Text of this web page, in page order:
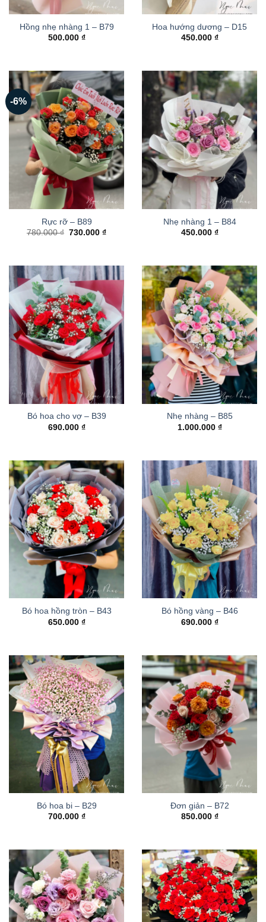
Hồng nhẹ nhàng 1 – B79
500.000 ₫
Hoa hướng dương – D15
450.000 ₫
-6%
Rực rỡ – B89
780.000₫ Giá
730.000₫Giá
Nhẹ nhàng 1 – B84
450.000 ₫
Bó hoa cho vợ – B39
690.000 ₫
Nhẹ nhàng – B85
1.000.000 ₫
Bó hoa hồng tròn – B43
650.000 ₫
Bó hồng vàng – B46
690.000 ₫
Bó hoa bi – B29
700.000 ₫
Đơn giản – B72
850.000 ₫